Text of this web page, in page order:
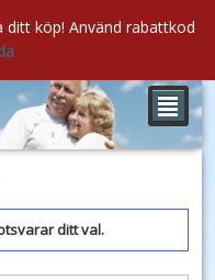
²
ditt val.
ditt köp! Använd rabattkod